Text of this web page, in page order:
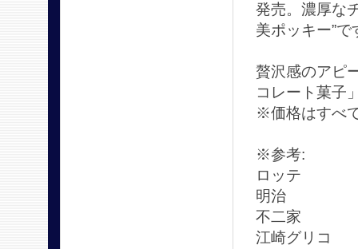
発売。濃厚な
美ポッキー”で
贅沢感のアピ
コレート菓子
※価格はすべ
※参考:
ロッテ
明治
不二家
江崎グリコ